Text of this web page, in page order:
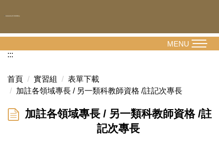
到
內
區
MENU
:::
首頁 實習組
表單下載
加註各領域專長 / 另一類科教師資格 /註記次專長
加註各領域專長 / 另一類科教師資格 /註
記次專長